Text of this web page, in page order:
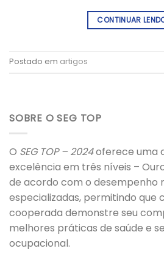
CONTINUAR
Postado em artigos
SOBRE O SEG TOP
O SEG TOP – 2024oferece uma
excelência em três níveis –
de acordo com o desempenho
especializadas, permitindo que
cooperada demonstre seu
melhores práticas de saúde e
ocupacional.